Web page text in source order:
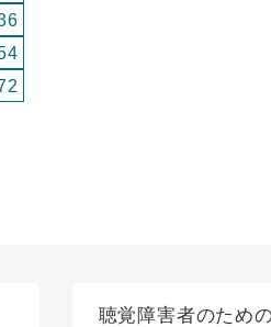
聴覚障害者のため